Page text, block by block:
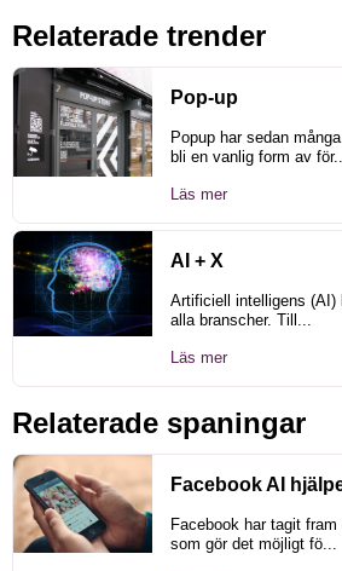
Relaterade trender
Pop-up
Popup har sedan
bli en vanlig form av
Läs mer
AI + X
Artificiell intelligens (AI)
alla branscher. Till...
Läs mer
Relaterade spaningar
Facebook AI
Facebook har tagit
som gör det möjligt fö...